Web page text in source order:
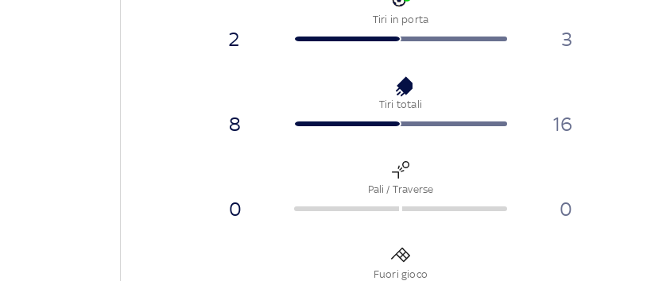
Tiri in porta
2 3
Tiri totali
8 16
Pali / Traverse
0 0
Fuori gioco